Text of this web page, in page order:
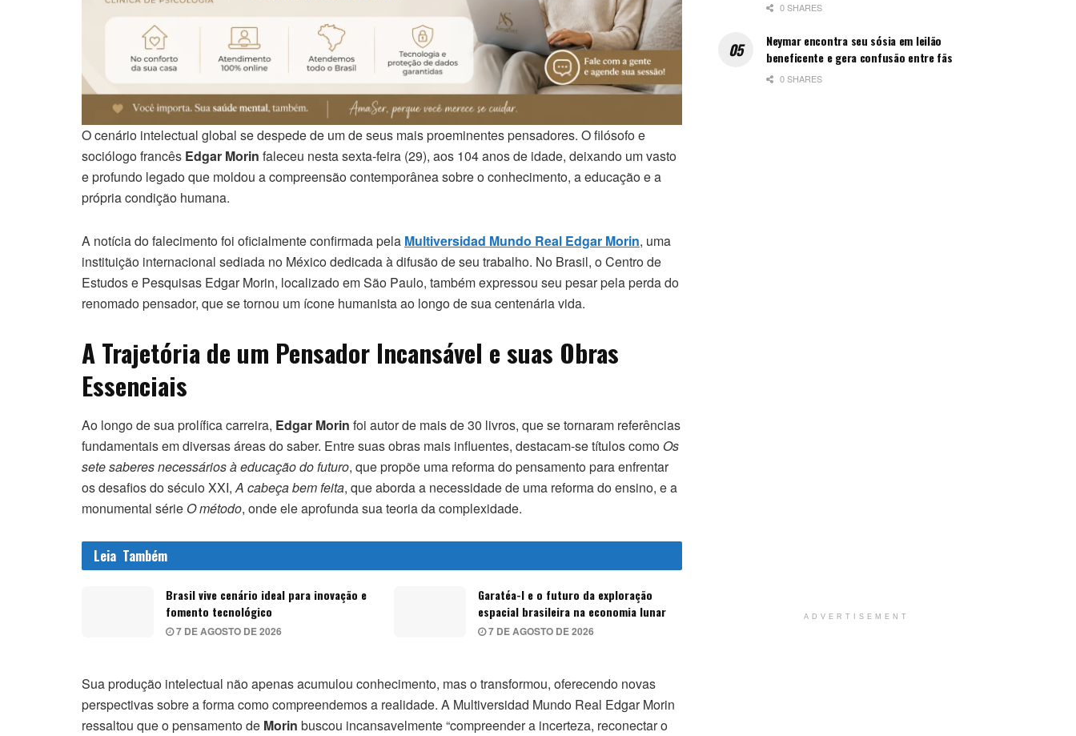
O cenário intelectual global se despede de um de seus mais proeminentes pensadores. O filósofo e
sociólogo francês Edgar Morin faleceu nesta sexta-feira (29), aos 104 anos de idade, deixando um vasto
e profundo legado que moldou a compreensão contemporânea sobre o conhecimento, a educação e a
própria condição humana.
A notícia do falecimento foi oficialmente confirmada pela Multiversidad Mundo Real Edgar Morin, uma
instituição internacional sediada no México dedicada à difusão de seu trabalho. No Brasil, o Centro de
Estudos e Pesquisas Edgar Morin, localizado em São Paulo, também expressou seu pesar pela perda do
renomado pensador, que se tornou um ícone humanista ao longo de sua centenária vida.
A Trajetória de um Pensador Incansável e suas Obras
Essenciais
Ao longo de sua prolífica carreira, Edgar Morin foi autor de mais de 30 livros, que se tornaram referências
fundamentais em diversas áreas do saber. Entre suas obras mais influentes, destacam-se títulos como Os
sete saberes necessários à educação do futuro, que propõe uma reforma do pensamento para enfrentar
os desafios do século XXI,A cabeça bem feita, que aborda a necessidade de uma reforma do ensino, e a
monumental série O método, onde ele aprofunda sua teoria da complexidade.
Leia Também
Brasil vive cenário ideal para inovação e
fomento tecnológico
7 DE AGOSTO DE 2026
Garatéa-l e o futuro da exploração
espacial brasileira na economia lunar
7 DE AGOSTO DE 2026
Sua produção intelectual não apenas acumulou conhecimento, mas o transformou, oferecendo novas
perspectivas sobre a forma como compreendemos a realidade. A Multiversidad Mundo Real Edgar Morin
ressaltou que o pensamento de Morin buscou incansavelmente “compreender a incerteza, reconectar o
0 SHARES
Neymar encontra seu sósia em leilão
beneficente e gera confusão entre fãs
0 SHARES
ADVERTISEMENT